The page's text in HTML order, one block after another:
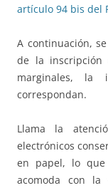
artículo 94 bis del
A continuación,
de la inscripción
marginales, la
correspondan.
Llama la
electrónicos
en papel, lo
acomoda con la